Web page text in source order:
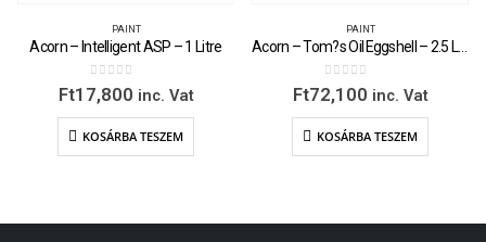
PAINT
Acorn – Intelligent ASP – 1 Litre
0 out of 5
Ft17,800 inc. Vat
KOSÁRBA TESZEM
PAINT
0 out of 5
Ft72,100 inc. Vat
KOSÁRBA TESZEM